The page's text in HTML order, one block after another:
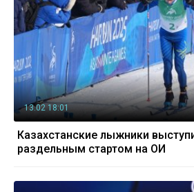
13.02 18:01
Казахстанские лыжники
раздельным стартом на ОИ